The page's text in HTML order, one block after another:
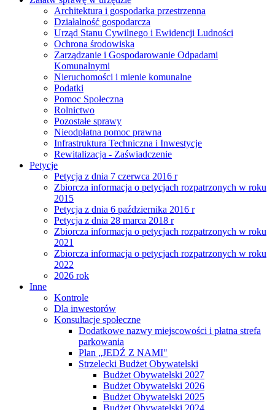
Architektura i gospodarka przestrzenna
Działalność gospodarcza
Urząd Stanu Cywilnego i Ewidencji Ludności
Ochrona środowiska
Zarządzanie i Gospodarowanie Odpadami
Komunalnymi
Nieruchomości i mienie komunalne
Podatki
Pomoc Społeczna
Rolnictwo
Pozostałe sprawy
Nieodpłatna pomoc prawna
Infrastruktura Techniczna i Inwestycje
Rewitalizacja - Zaświadczenie
Petycje
Petycja z dnia 7 czerwca 2016 r
Zbiorcza informacja o petycjach rozpatrzonych w roku
2015
Petycja z dnia 6 października 2016 r
Petycja z dnia 28 marca 2018 r
Zbiorcza informacja o petycjach rozpatrzonych w roku
2021
Zbiorcza informacja o petycjach rozpatrzonych w roku
2022
2026 rok
Inne
Kontrole
Dla inwestorów
Konsultacje społeczne
Dodatkowe nazwy miejscowości i płatna strefa
parkowania
Plan „JEDŹ Z NAMI"
Strzelecki Budżet Obywatelski
Budżet Obywatelski 2027
Budżet Obywatelski 2026
Budżet Obywatelski 2025
Budżet Obywatelski 2024